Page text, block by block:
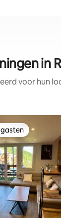
in
voor hun
gasten
gasten